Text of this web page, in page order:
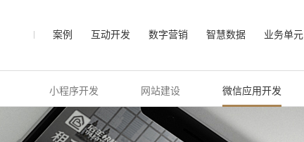
案例 互动开发 数字营销 智慧数据 业务单元
小程序开发 网站建设 微信应用开发